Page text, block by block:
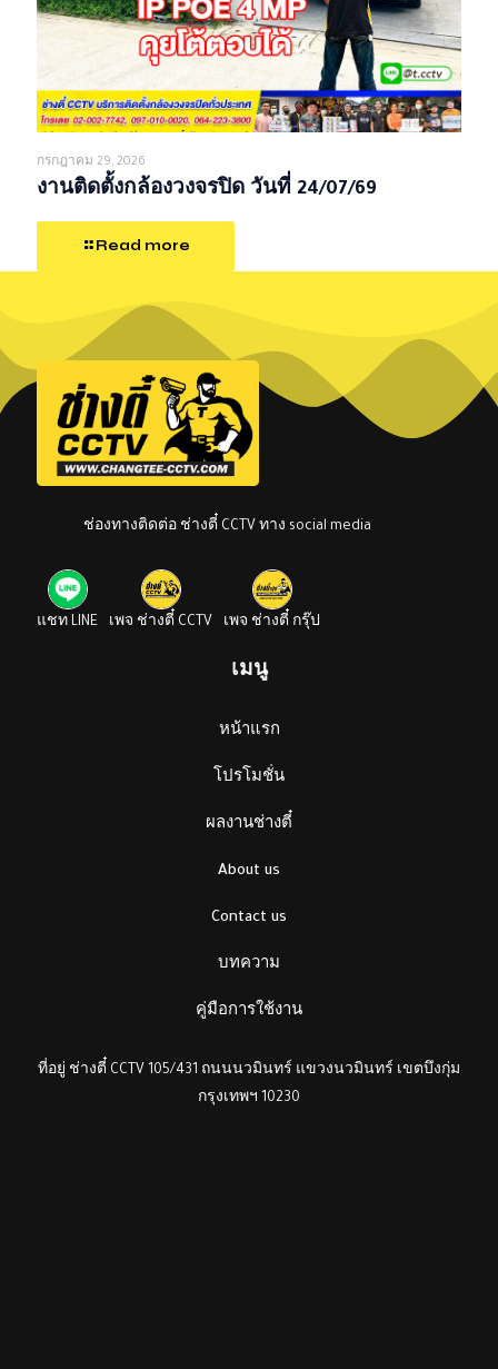
กรกฎาคม 29, 2026
งานติดตั้งกล้องวงจรปิด วันที่ 24/07/69
Read more
ช่องทางติดต่อ ช่างตี๋ CCTV ทาง social media
แชท LINE เพจ ช่างตี๋ CCTV เพจ ช่างตี๋ กรุ๊ป
เมนู
หน้าแรก
โปรโมชั่น
ผลงานช่างตี๋
About us
Contact us
บทความ
คู่มือการใช้งาน
ที่อยู่ ช่างตี๋ CCTV 105/431 ถนนนวมินทร์ แขวงนวมินทร์ เขตบึงกุ่ม
กรุงเทพฯ 10230